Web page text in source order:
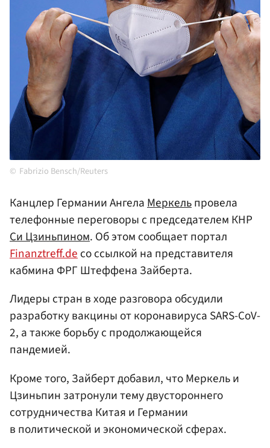
Fabrizio Bensch/Reuters
Канцлер Германии АнгелаМеркельпровела
телефонные переговоры с председателем КНР
Си Цзиньпином. Об этом сообщает портал
Finanztreff.deсо ссылкой на представителя
кабмина ФРГ Штеффена Зайберта.
Лидеры стран в ходе разговора обсудили
разработку вакцины от коронавируса SARS-CoV-
2, а также борьбу с продолжающейся
пандемией.
Кроме того, Зайберт добавил, что Меркель и
Цзиньпин затронули тему двустороннего
сотрудничества Китая и Германии
в политической и экономической сферах.